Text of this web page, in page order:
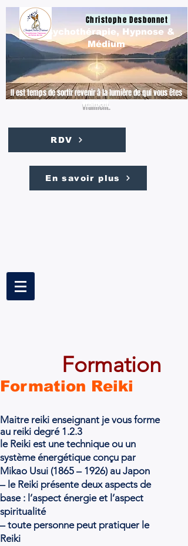
Christophe Desbonnet
Il est temps de sortir revenir à la lumière de qui vous êtes
vraiment.
Psychothérapie, Hypnose &
Médium
RDV
En savoir plus
Formation
Formation Reiki
Maitre reiki enseignant je vous forme
au reiki degré 1.2.3
le Reiki est une technique ou un
système énergétique conçu par
Mikao Usui (1865 – 1926) au Japon
– le Reiki présente deux aspects de
base : l’aspect énergie et l’aspect
spiritualité
– toute personne peut pratiquer le
Reiki